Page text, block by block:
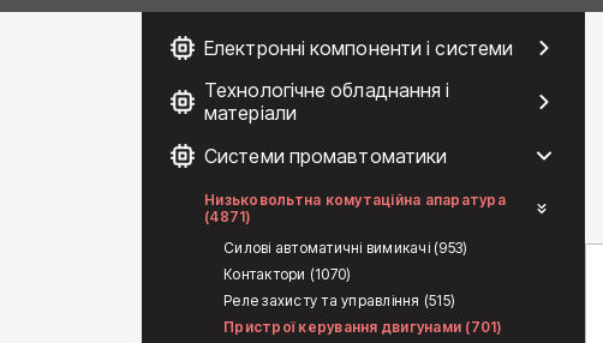
Електронні компоненти і системи
Технологічне обладнання і
матеріали
Системи промавтоматики
Низьковольтна комутаційна апаратура
(4871)
Силові автоматичні вимикачі (953)
Контактори (1070)
Реле захисту та управління (515)
Пристрої керування двигунами (701)